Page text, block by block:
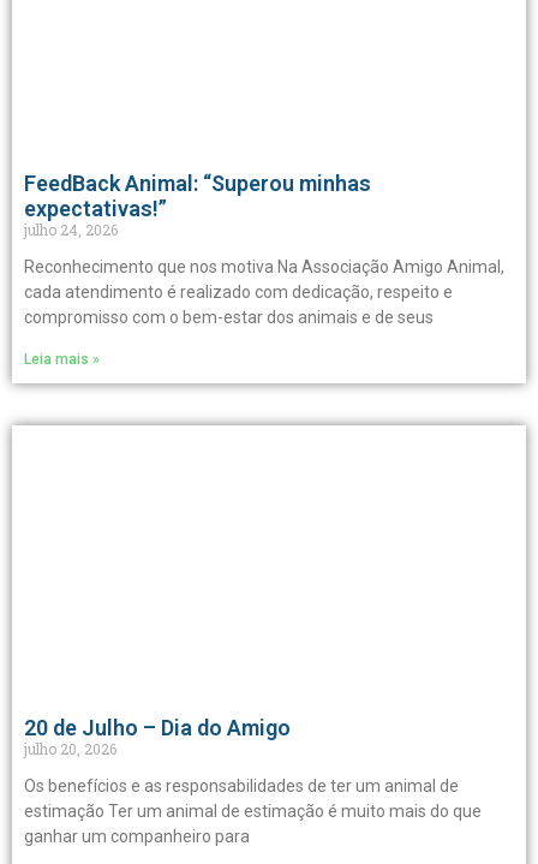
FeedBack Animal: “Superou minhas
expectativas!”
julho 24, 2026
Reconhecimento que nos motiva Na Associação Amigo Animal,
cada atendimento é realizado com dedicação, respeito e
compromisso com o bem-estar dos animais e de seus
Leia mais »
20 de Julho – Dia do Amigo
julho 20, 2026
Os benefícios e as responsabilidades de ter um animal de
estimação Ter um animal de estimação é muito mais do que
ganhar um companheiro para